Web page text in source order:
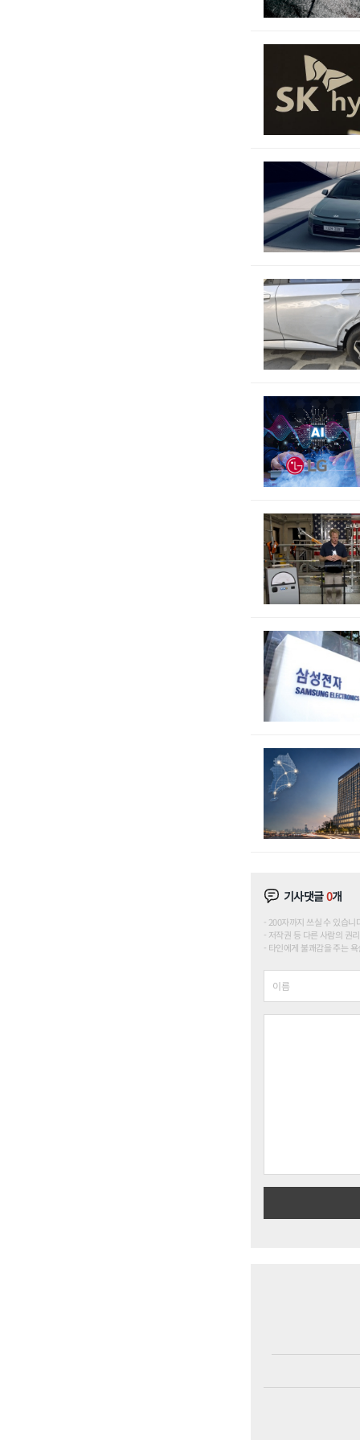
기사댓글0개
200자까지 쓰실 수 있습
저작권 등 다른 사람의 권
타인에게 불쾌감을 주는